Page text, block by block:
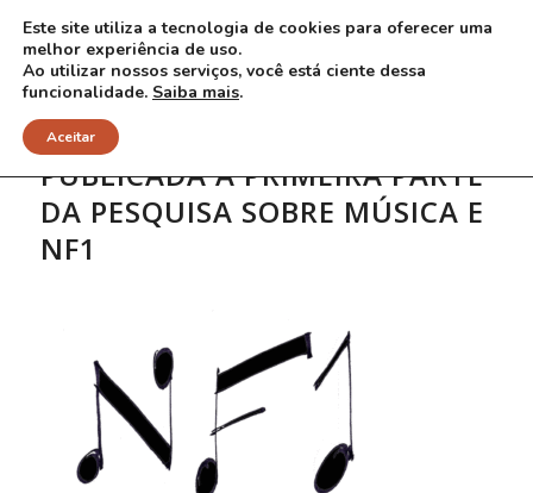
PUBLICADA A PRIMEIRA PARTE
DA PESQUISA SOBRE MÚSICA E
NF1
Este site utiliza a tecnologia de cookies para oferecer uma
melhor experiência de uso.
Ao utilizar nossos serviços, você está ciente dessa
funcionalidade. Saiba mais.
Aceitar